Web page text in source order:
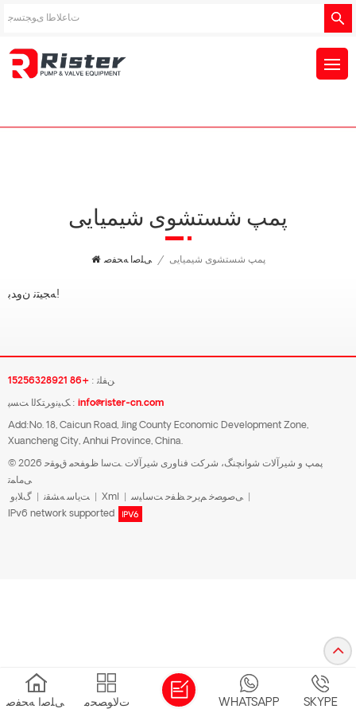
پمپ شستشوی شیمیایی
ﯽﻠﺻﺍ ﻪﺤﻔﺻ / پمپ شستشوی شیمیایی
ﻪﺠﯿﺘﻧ ﻥﻭﺪﺑ!
ﻦﻔﻠﺗ : +86 15256328921
ﮏﯿﻧﻭﺮﺘﮑﻟﺍ ﺖﺴﭘ : info@rister-cn.com
Add:No. 18, Caicun Road, Jing County Economic Development Zone,
Xuancheng City, Anhui Province, China.
© 2026 پمپ و شیرآلات شوانچنگ، شرکت فناوری شیرآلات .ﺖﺳﺍ ﻅﻮﻔﺤﻣ ﻕﻮﻘﺣ
ﯽﻣﺎﻤﺗ
ﮒﻼ ﺑﻭ
ﺖﯾﺎﺳ ﻪﺸﻘﻧ Xml ﯽﺻﻮﺼﺧ ﻢﯾﺮﺣ ﻆﻔﺣ ﺖﺳﺎﯿﺳ
IPv6 network supported
ﯽﻠﺻﺍ ﻪﺤﻔﺻ ﺕﻻ ﻮﺼﺤﻣ SKYPE
WHATSAPP